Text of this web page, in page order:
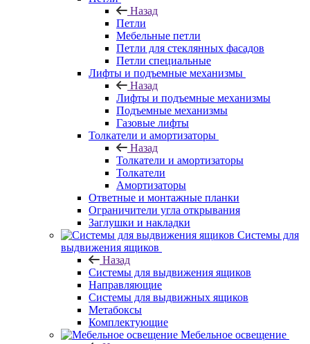
Назад
Петли
Мебельные петли
Петли для стеклянных фасадов
Петли специальные
Лифты и подъемные механизмы
Назад
Лифты и подъемные механизмы
Подъемные механизмы
Газовые лифты
Толкатели и амортизаторы
Назад
Толкатели и амортизаторы
Толкатели
Амортизаторы
Ответные и монтажные планки
Ограничители угла открывания
Заглушки и накладки
Системы для
выдвижения ящиков
Назад
Системы для выдвижения ящиков
Направляющие
Системы для выдвижных ящиков
Метабоксы
Комплектующие
Мебельное освещение